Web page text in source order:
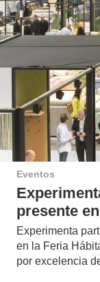
Eventos
presente
Experimenta
en la Feria
por excelencia